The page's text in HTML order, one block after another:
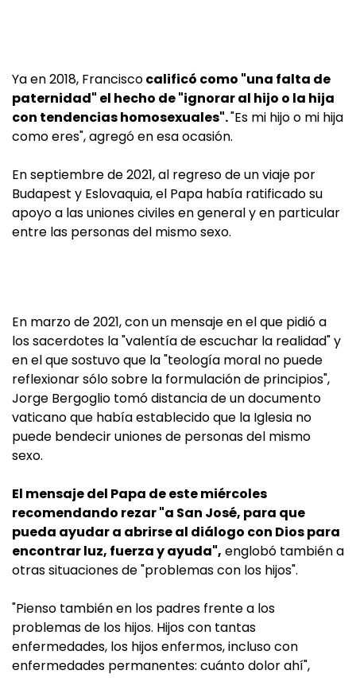
Ya en 2018, Franciscocalificó como "una falta de
paternidad" el hecho de "ignorar al hijo o la hija
con tendencias homosexuales"."Es mi hijo o mi hija
como eres", agregó en esa ocasión.
En septiembre de 2021, al regreso de un viaje por
Budapest y Eslovaquia, el Papa había ratificado su
apoyo a las uniones civiles en general y en particular
entre las personas del mismo sexo.
En marzo de 2021, con un mensaje en el que pidió a
los sacerdotes la "valentía de escuchar la realidad" y
en el que sostuvo que la "teología moral no puede
reflexionar sólo sobre la formulación de principios",
Jorge Bergoglio tomó distancia de un documento
vaticano que había establecido que la Iglesia no
puede bendecir uniones de personas del mismo
sexo.
El mensaje del Papa de este miércoles
recomendando rezar "a San José, para que
pueda ayudar a abrirse al diálogo con Dios para
encontrar luz, fuerza y ayuda", englobó también a
otras situaciones de "problemas con los hijos".
"Pienso también en los padres frente a los
problemas de los hijos. Hijos con tantas
enfermedades, los hijos enfermos, incluso con
enfermedades permanentes: cuánto dolor ahí",